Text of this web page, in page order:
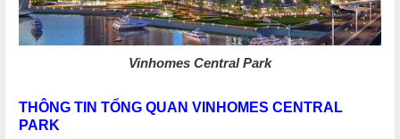
Vinhomes Central Park
THÔNG TIN TỔNG QUAN VINHOMES CENTRAL
PARK